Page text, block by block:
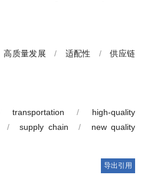
高质量发展 / 适配性 /
供应链
transportation /
high-quality
/ supply chain /
new quality
导出引用